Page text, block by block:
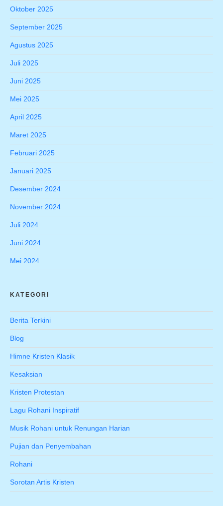
Oktober 2025
September 2025
Agustus 2025
Juli 2025
Juni 2025
Mei 2025
April 2025
Maret 2025
Februari 2025
Januari 2025
Desember 2024
November 2024
Juli 2024
Juni 2024
Mei 2024
KATEGORI
Berita Terkini
Blog
Himne Kristen Klasik
Kesaksian
Kristen Protestan
Lagu Rohani Inspiratif
Musik Rohani untuk Renungan Harian
Pujian dan Penyembahan
Rohani
Sorotan Artis Kristen